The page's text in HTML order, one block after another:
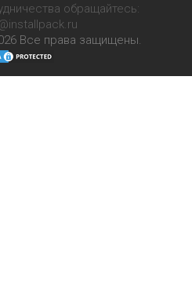
обращайтесь:
Все права защищены.